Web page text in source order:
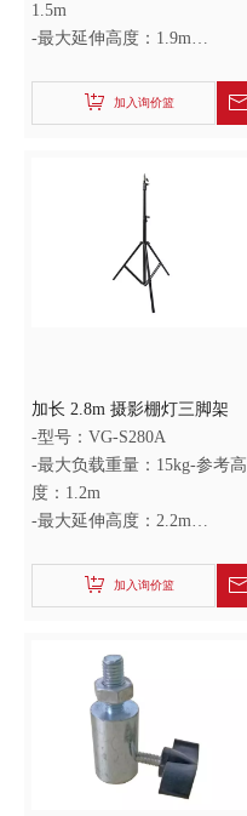
1.5m
-最大延伸高度：1.9m
加入询价篮
加长 2.8m 摄影棚灯三脚架
-型号：VG-S280A
-最大负载重量：15kg-参考高
度：1.2m
-最大延伸高度：2.2m
加入询价篮